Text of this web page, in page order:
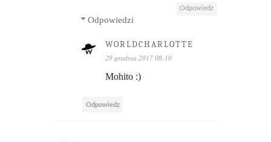
Odpowiedz
Odpowiedzi
WORLDCHARLOTTE
29 grudnia 2017 08:10
Mohito :)
Odpowiedz